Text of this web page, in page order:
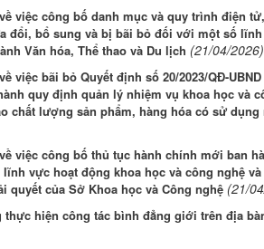
việc công bố danh mục và quy trình điện
đổi, bổ sung và bị bãi bỏ đối với một số
Văn hóa, Thể thao và Du lịch (21/04/2026)
việc bãi bỏ Quyết định số 20/2023/QĐ-
quy định quản lý nhiệm vụ khoa học và
chất lượng sản phẩm, hàng hóa có sử
việc công bố thủ tục hành chính mới ban
vực hoạt động khoa học và công nghệ
quyết của Sở Khoa học và Công nghệ (21/
thực hiện công tác bình đẳng giới trên địa